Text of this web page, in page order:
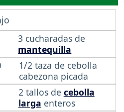
3 cucharadas de
mantequilla
1/2 taza de cebolla
cabezona picada
2 tallos de cebolla
larga enteros